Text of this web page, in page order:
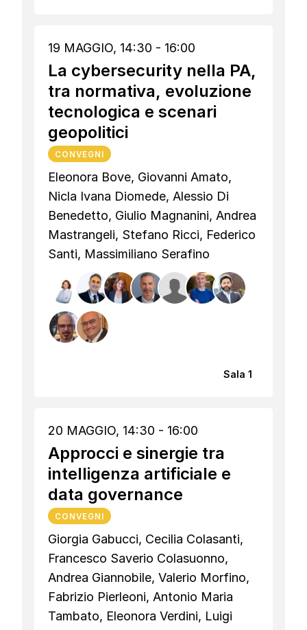
19 MAGGIO, 14:30 - 16:00
La cybersecurity nella PA,
tra normativa, evoluzione
tecnologica e scenari
geopolitici
CONVEGNI
Eleonora Bove, Giovanni Amato,
Nicla Ivana Diomede, Alessio Di
Benedetto, Giulio Magnanini, Andrea
Mastrangeli, Stefano Ricci, Federico
Santi, Massimiliano Serafino
Sala 1
20 MAGGIO, 14:30 - 16:00
Approcci e sinergie tra
intelligenza artificiale e
data governance
CONVEGNI
Giorgia Gabucci, Cecilia Colasanti,
Francesco Saverio Colasuonno,
Andrea Giannobile, Valerio Morfino,
Fabrizio Pierleoni, Antonio Maria
Tambato, Eleonora Verdini, Luigi